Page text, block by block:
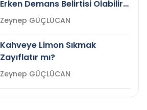
Erken Demans Belirtisi Olabilir
mi?
Zeynep GÜÇLÜCAN
Kahveye Limon Sıkmak
Zayıflatır mı?
Zeynep GÜÇLÜCAN